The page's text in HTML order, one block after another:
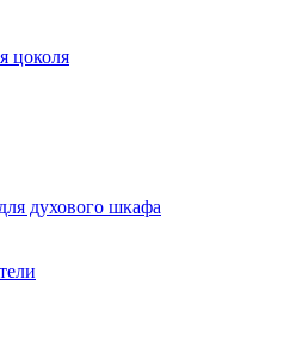
цоколя
духового шкафа